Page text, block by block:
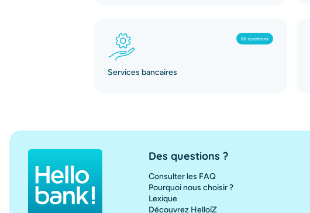
86 questions
Services bancaires
Des questions ?
Consulter les FAQ
Pourquoi nous choisir ?
Lexique
Découvrez HelloïZ